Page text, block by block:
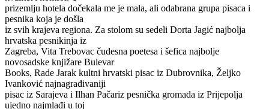
prizemlju hotela dočekala me je mala, ali odabrana grupa pisaca i
pesnika koja je došla
iz svih krajeva regiona. Za stolom su sedeli Dorta Jagić najbolja
hrvatska pesnikinja iz
Zagreba, Vita Trebovac čudesna poetesa i šefica najbolje
novosadske knjižare Bulevar
Books, Rade Jarak kultni hrvatski pisac iz Dubrovnika, Željko
Ivanković najnagrađivaniji
pisac iz Sarajeva i Ilhan Pačariz pesnička gromada iz Prijepolja
ujedno najmlađi u toj